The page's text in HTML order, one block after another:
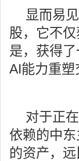
显而易
股，它不
是，获得
AI能力重塑
对于正
依赖的中
的资产，